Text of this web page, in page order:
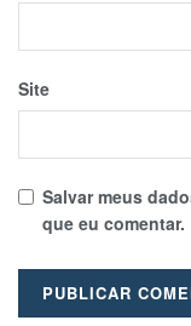
Site
Salvar meus
que eu comentar.